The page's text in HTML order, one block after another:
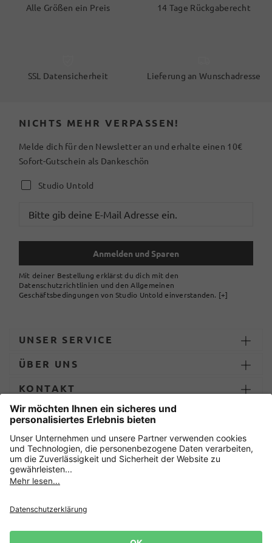
Alle Größen ein Preis 14 Tage Rückgaberecht
SSL Datensicherheit Lieferung an Wunschadresse
NICHTS MEHR VERPASSEN!
Melde dich für den Newsletter an und erhalte einen 10€
Sofort-Gutschein als Dankeschön
Studio Untold
Anmelden und Sparen
Mit deiner Bestellung erklärst du dich mit den
Datenschutzrichtlinien und den Allgemeinen
Geschäftsbedingungen von Studio Untold einverstanden. [+]
UNSER SERVICE
ÜBER UNS
KONTAKT
ZAHLUNG UND LIEFERUNG
Sicher einkaufen mit
Impressum